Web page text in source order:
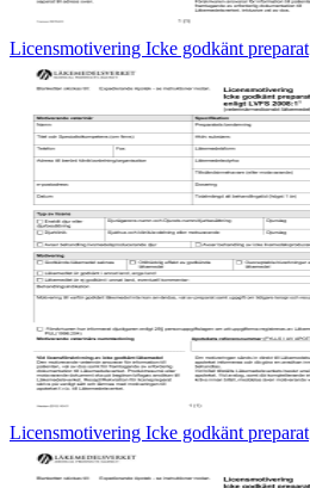
Licensmotivering Icke godkänt preparat
Licensmotivering Icke godkänt preparat